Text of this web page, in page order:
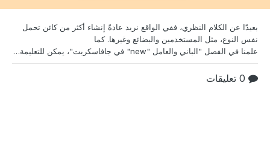
بعيدًا عن الكلام النظري، ففي الواقع نريد عادةً إنشاء أكثر من كائن تحمل
نفس النوع، مثل المستخدمين والبضائع وغيرها. كما
علمنا في الفصل "الباني والعامل "new" في جافاسكربت"، يمكن للتعليمة new function القيام بهذه المهمة. ولكن، في لغة جافاسكربت الحديثة هناك بوانيٍ أكثر تقدّمًا للأصناف إذ تُتيح لنا مزايا جديدة مميّزة تفيدنا حين نُبرمج على طريقة البرمجة كائنية التوجه. صياغة الأصناف class إليك الصياغة الأساسية: class MyClass { // توابِع الصنف constructor() { ... } method1()